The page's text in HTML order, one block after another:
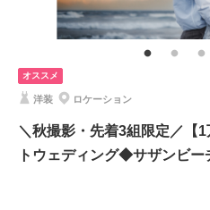
撮影データ+DVD1枚（納期約1ヶ月）
ク・撮影アテンド・アクセサリー類・
8月までのご予約対象《江ノ島・城ヶ
装やヘアメイク等、必要なものは全て
●ロケ地： 片瀬江ノ島海岸周辺、城ヶ
●データ＋DVD1枚
●納期:約ひと月程度
オススメ
洋装 ロケーション
＼秋撮影・先着3組限定／【
トウェディング◆サザンビー